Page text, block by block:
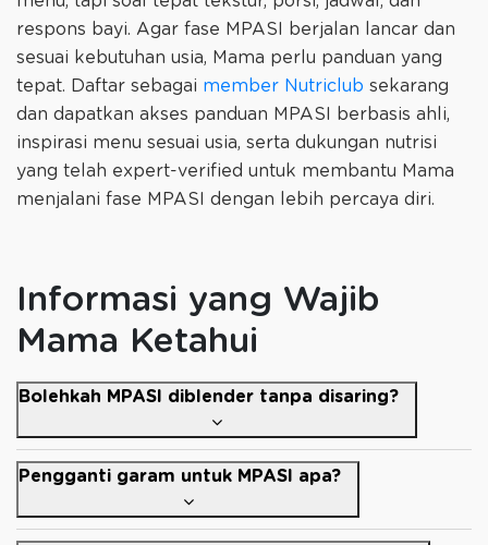
respons bayi. Agar fase MPASI berjalan lancar dan
sesuai kebutuhan usia, Mama perlu panduan yang
tepat. Daftar sebagai member Nutriclub sekarang
dan dapatkan akses panduan MPASI berbasis ahli,
inspirasi menu sesuai usia, serta dukungan nutrisi
yang telah expert-verified untuk membantu Mama
menjalani fase MPASI dengan lebih percaya diri.
Informasi yang Wajib
Mama Ketahui
Bolehkah MPASI diblender tanpa disaring?
Pengganti garam untuk MPASI apa?